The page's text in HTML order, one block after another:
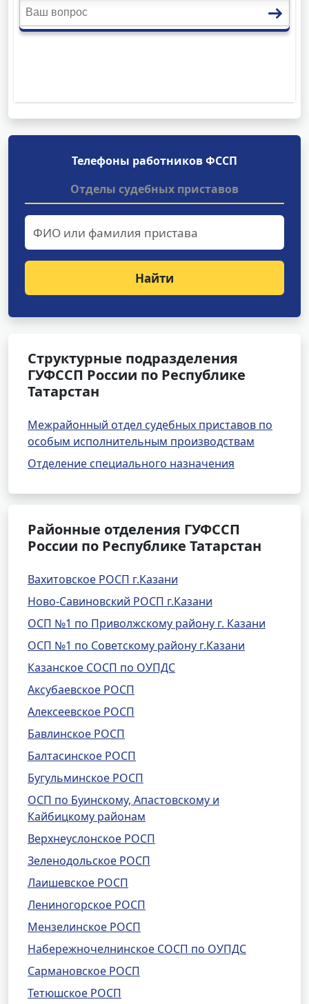
Телефоны работников ФССП
Отделы судебных приставов
Найти
Структурные подразделения
ГУФССП России по Республике
Татарстан
Межрайонный отдел судебных приставов по
особым исполнительным производствам
Отделение специального назначения
Районные отделения ГУФССП
России по Республике Татарстан
Вахитовское РОСП г.Казани
Ново-Савиновский РОСП г.Казани
ОСП №1 по Приволжскому району г. Казани
ОСП №1 по Советскому району г.Казани
Казанское СОСП по ОУПДС
Аксубаевское РОСП
Алексеевское РОСП
Бавлинское РОСП
Балтасинское РОСП
Бугульминское РОСП
ОСП по Буинскому, Апастовскому и
Кайбицкому районам
Верхнеуслонское РОСП
Зеленодольское РОСП
Лаишевское РОСП
Лениногорское РОСП
Мензелинское РОСП
Набережночелнинское СОСП по ОУПДС
Сармановское РОСП
Тетюшское РОСП